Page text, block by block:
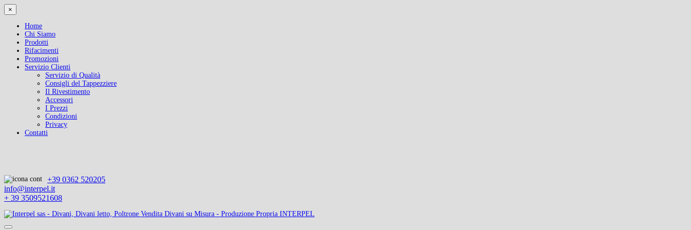
×
Home
Chi Siamo
Prodotti
Rifacimenti
Promozioni
Servizio Clienti
Servizio di Qualità
Consigli del Tappezziere
Il Rivestimento
Accessori
I Prezzi
Condizioni
Privacy
Contatti
+39 0362 520205
info@interpel.it
+ 39 3509521608